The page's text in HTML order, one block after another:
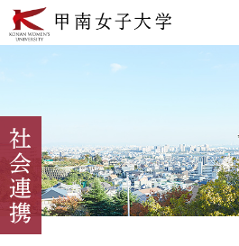
本
文
へ
ナ
ビ
ゲ
ー
シ
ョ